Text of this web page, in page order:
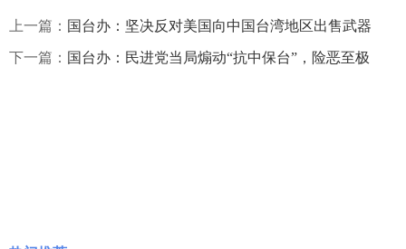
上一篇： 国台办：坚决反对美国向中国台湾地区出售武器
下一篇： 国台办：民进党当局煽动“抗中保台”，险恶至极